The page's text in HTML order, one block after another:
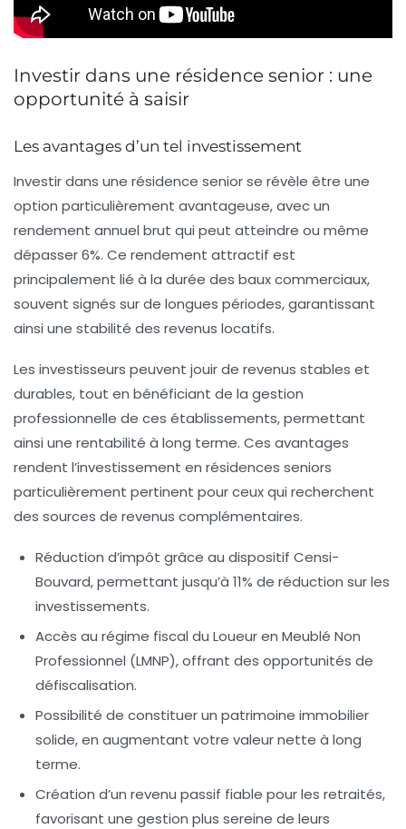
Investir dans une résidence senior : une
opportunité à saisir
Les avantages d’un tel investissement
Investir dans une résidence seniorse révèle être une
option particulièrement avantageuse, avec un
rendement annuel brut qui peut atteindre ou même
dépasser6%. Ce rendement attractif est
principalement lié à la durée des baux commerciaux,
souvent signés sur de longues périodes, garantissant
ainsi une stabilité des revenus locatifs.
Les investisseurs peuvent jouir de revenus stables et
durables, tout en bénéficiant de la gestion
professionnelle de ces établissements, permettant
ainsi une rentabilité à long terme. Ces avantages
rendent l’investissement en résidences seniors
particulièrement pertinent pour ceux qui recherchent
des sources de revenus complémentaires.
Réduction d’impôt grâce au dispositif Censi-
Bouvard, permettant jusqu’à 11% de réduction sur les
investissements.
Accès au régime fiscal du Loueur en Meublé Non
Professionnel (LMNP), offrant des opportunités de
défiscalisation.
Possibilité de constituer un patrimoine immobilier
solide, en augmentant votre valeur nette à long
terme.
Création d’un revenu passif fiable pour les retraités,
favorisant une gestion plus sereine de leurs